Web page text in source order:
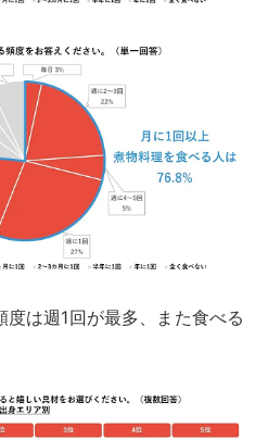
は週1回が最多、また食べる